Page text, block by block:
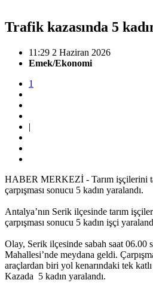
Trafik kazasında 5
11:29 2 Haziran 2026
Emek/Ekonomi
1
|
HABER MERKEZİ - Tarım işçilerini
çarpışması sonucu 5 kadın yaralandı.
Antalya’nın Serik ilçesinde tarım
çarpışması sonucu 5 kadın işçi
Olay, Serik ilçesinde sabah saat 06.00
Mahallesi’nde meydana geldi.
araçlardan biri yol kenarındaki tek
Kazada 5 kadın yaralandı.